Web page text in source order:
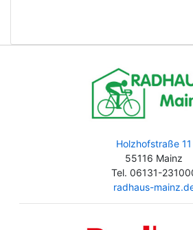
Holzhofstraße 11
55116 Mainz
Tel. 06131-
radhaus-